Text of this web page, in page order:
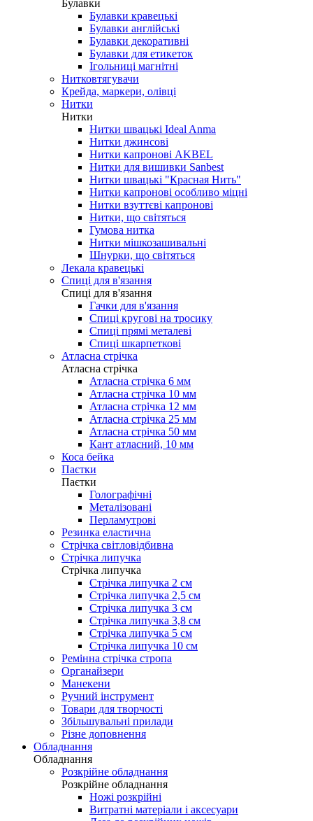
Булавки
Булавки кравецькі
Булавки англійські
Булавки декоративні
Булавки для етикеток
Ігольниці магнітні
Нитковтягувачи
Крейда, маркери, олівці
Нитки
Нитки
Нитки швацькі Ideal Anma
Нитки джинсові
Нитки капронові AKBEL
Нитки для вишивки Sanbest
Нитки швацькі "Красная Нить"
Нитки капронові особливо міцні
Нитки взуттєві капронові
Нитки, що світяться
Гумова нитка
Нитки мішкозашивальні
Шнурки, що світяться
Лекала кравецькі
Cпиці для в'язання
Cпиці для в'язання
Гачки для в'язання
Спиці кругові на тросику
Спиці прямі металеві
Спиці шкарпеткові
Атласна стрічка
Атласна стрічка
Атласна стрічка 6 мм
Атласна стрічка 10 мм
Атласна стрічка 12 мм
Атласна стрічка 25 мм
Атласна стрічка 50 мм
Кант атласний, 10 мм
Коса бейка
Паєтки
Паєтки
Голографічні
Металізовані
Перламутрові
Резинка еластична
Стрічка світловідбивна
Стрічка липучка
Стрічка липучка
Стрічка липучка 2 см
Стрічка липучка 2,5 см
Стрічка липучка 3 см
Стрічка липучка 3,8 см
Стрічка липучка 5 см
Стрічка липучка 10 см
Ремінна стрічка стропа
Органайзери
Манекени
Ручний інструмент
Товари для творчості
Збільшувальні прилади
Різне доповнення
Обладнання
Обладнання
Розкрійне обладнання
Розкрійне обладнання
Ножі розкрійні
Витратні матеріали і аксесуари